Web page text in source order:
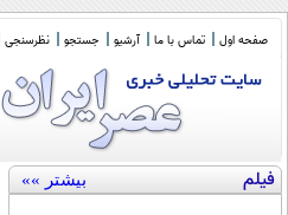
صفحه اول تماس با ما آرشیو جستجو نظرسنجی
فیلم بیشتر »»